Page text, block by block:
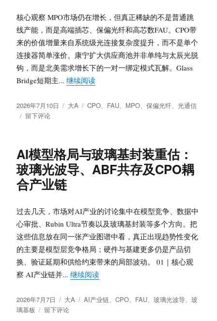
偏
光
纤
验
证、
AI
跳
线
求
与
棒
扩
产
的
三
约
束
核心观察 MPO市场仍在增长，但真正稀缺的不是普通跳
线产能，而是高端插芯、保偏光纤和高芯数FAU。CPO带
来的价值增量来自系统级光连接复杂度提升，而不是单个
连接器简单涨价。康宁扩大供应商池并非单纯与太辰光脱
钩，而是北美需求增长下的一对一绑定模式瓦解。Glass
Bridge短期主...继续阅读“MPO、MMC与CPO光互联重估：插
发
布
2026年7月10日
分
大A
标
CPO、 FAU、 MPO、保偏光纤、光通信
于
与
CPO
光
互
联
估：
插
芯、
保
偏
光
纤、
FAU
北
美
留下评论
AI模型格局与玻璃基封装重估：
玻璃光波导、ABF共存及CPO耦
合产业链
过去几天，市场对AI产业的讨论集中在模型竞争、数据中
心审批、Rubin Ultra节奏以及玻璃基封装等多个方向。把
这些信息放在同一张产业图谱中看，真正出现趋势性变化
的主要是模型层竞争格局；硬件与基建更多仍是产品切
换、验证延期和供给约束带来的局部波动。 01｜核心观
察 AI产业链并...继续阅读“AI模型格局与玻璃基封装重估：玻
发
布
2026年7月7日
分
类
大A
标
AI产业链 、CPO FAU 、玻璃光波导 、玻
璃基板
于
留下评论